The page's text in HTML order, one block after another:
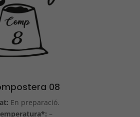
08
En preparació.
–